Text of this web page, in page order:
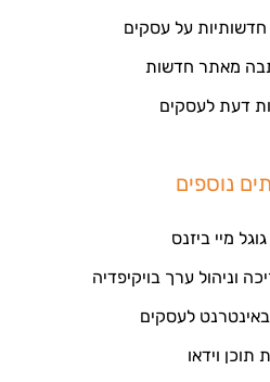
על עסקים
מאתר חדשות
דעת לעסקים
נוספים
מיי ביזנס
וניהול ערך בויקיפדיה
באינטרנט לעסקים
תוכן וידאו